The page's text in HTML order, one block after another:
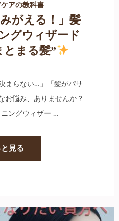
アの教科書
がえる！」髪
グウィザード
とまる髪”
まらない…」「髪がパサ
お悩み、ありませんか？
ングウィザー …
見る